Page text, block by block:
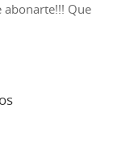
Que